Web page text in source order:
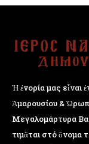
Ἡ ἐνορία μας
Ἁμαρουσίου &
Μεγαλομάρτυρα
τιμᾶται στό ὄνομα